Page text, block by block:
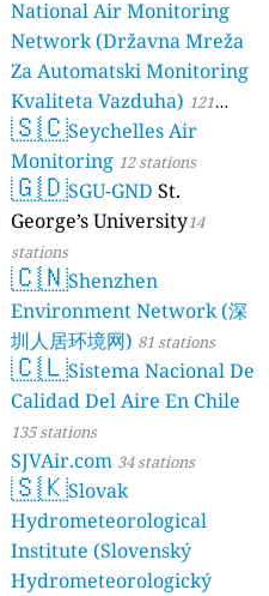
National Air Monitoring
Network (Državna Mreža
Za Automatski Monitoring
Kvaliteta Vazduha) 121
stations
🇸🇨Seychelles Air
Monitoring 12 stations
🇬🇩SGU-GND St.
George’s University14
stations
🇨🇳Shenzhen
Environment Network (深
圳人居环境网) 81 stations
🇨🇱Sistema Nacional De
Calidad Del Aire En Chile
135 stations
SJVAir.com 34 stations
🇸🇰Slovak
Hydrometeorological
Institute (Slovenský
Hydrometeorologický